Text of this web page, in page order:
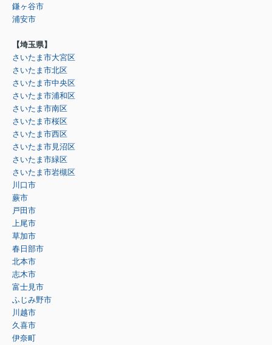
鎌ヶ谷市
浦安市
【埼玉県】
さいたま市大宮区
さいたま市北区
さいたま市中央区
さいたま市浦和区
さいたま市南区
さいたま市桜区
さいたま市西区
さいたま市見沼区
さいたま市緑区
さいたま市岩槻区
川口市
蕨市
戸田市
上尾市
草加市
春日部市
北本市
志木市
富士見市
ふじみ野市
川越市
久喜市
伊奈町